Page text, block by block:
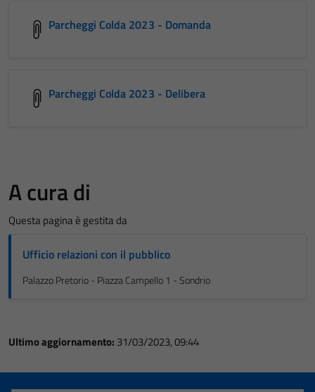
Parcheggi Colda 2023 - Domanda
Parcheggi Colda 2023 - Delibera
A cura di
Questa pagina è gestita da
Ufficio relazioni con il pubblico
Palazzo Pretorio - Piazza Campello 1 - Sondrio
Ultimo aggiornamento: 31/03/2023, 09:44